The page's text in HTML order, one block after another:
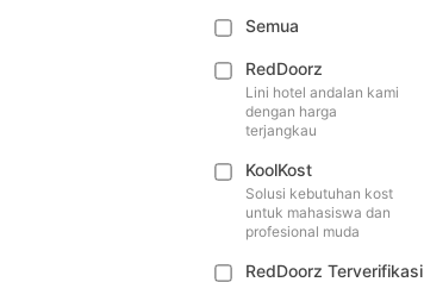
Semua
RedDoorz
Lini hotel andalan kami
dengan harga
terjangkau
KoolKost
Solusi kebutuhan kost
untuk mahasiswa dan
profesional muda
RedDoorz Terverifikasi